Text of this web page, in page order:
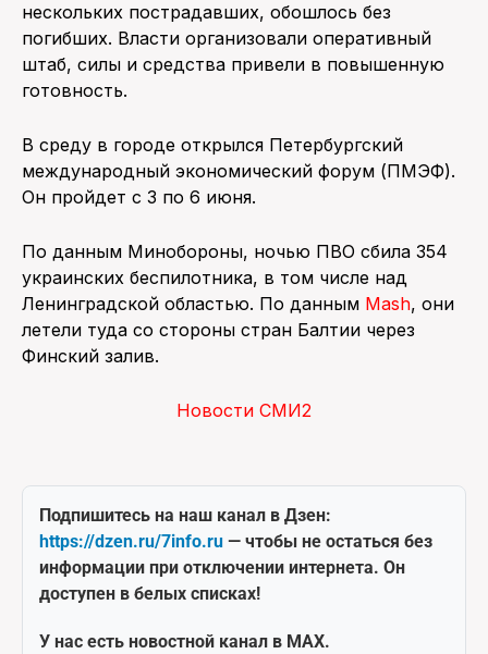
нескольких пострадавших, обошлось без
погибших. Власти организовали оперативный
штаб, силы и средства привели в повышенную
готовность.
В среду в городе открылся Петербургский
международный экономический форум (ПМЭФ).
Он пройдет с 3 по 6 июня.
По данным Минобороны, ночью ПВО сбила 354
украинских беспилотника, в том числе над
Ленинградской областью. По данным Mash, они
летели туда со стороны стран Балтии через
Финский залив.
Новости СМИ2
Подпишитесь на наш канал в Дзен:
https://dzen.ru/7info.ru — чтобы не остаться без
информации при отключении интернета. Он
доступен в белых списках!
У нас есть новостной канал в MAX.